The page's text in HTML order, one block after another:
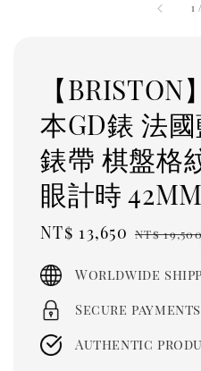
1
【BRISTON
本GD錶 法
錶帶 棋盤格
眼計時 42MM
Sale
NT$ 13,650 NT$
Worldwide
Secure payments
Authentic